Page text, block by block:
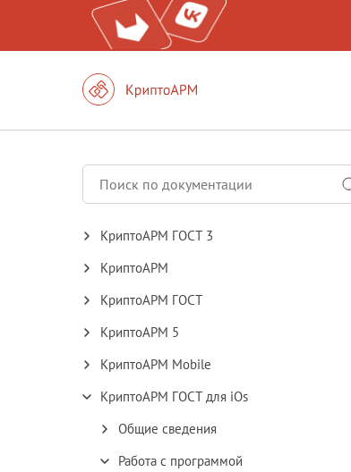
КриптоАРМ ГОСТ 3
КриптоАРМ
КриптоАРМ Mobile
КриптоАРМ 5
КриптоАРМ ГОСТ
КриптоАРМ ГОСТ для iOs
Общие сведения
Работа с программой